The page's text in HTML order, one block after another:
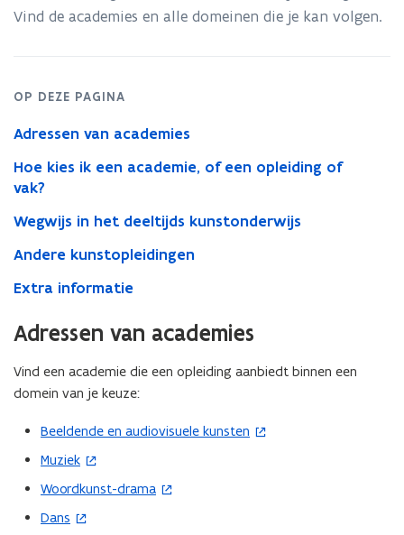
naar
een
deeltijds
Vind de academies en alle domeinen die je kan volgen.
OP DEZE PAGINA
Adressen van academies
Hoe kies ik een academie, of een opleiding of
vak?
Wegwijs in het deeltijds kunstonderwijs
Andere kunstopleidingen
Extra informatie
Adressen van academies
Vind een academie die een opleiding aanbiedt binnen een
domein van je keuze:
Beeldende en audiovisuele kunsten
(
o
e
n
Muziek
(
o
e
Woordkunst-drama
(
o
Dans
(